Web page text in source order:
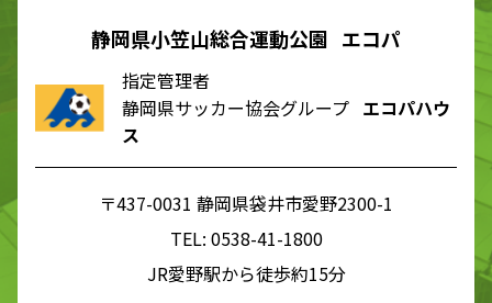
静岡県小笠山総合運動公園 エコパ
指定管理者
静岡県サッカー協会グループ エコパハウ
ス
〒437-0031 静岡県袋井市愛野2300-1
TEL: 0538-41-1800
JR愛野駅から徒歩約15分